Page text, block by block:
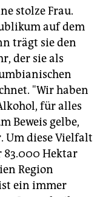
stolze Frau.
auf dem
trägt sie den
der sie als
"Wir haben
für alles
Beweis gelbe,
Um diese Vielfalt
83.000 Hektar
Region
ein immer